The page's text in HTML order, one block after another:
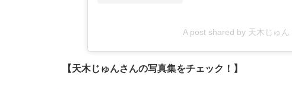
A post shared by 天木じゅ
【天木じゅんさんの写真集をチェック！】